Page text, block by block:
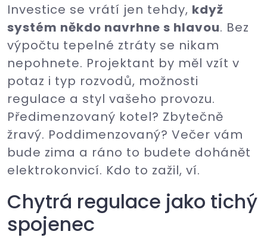
Investice se vrátí jen tehdy, když
systém někdo navrhne s hlavou. Bez
výpočtu tepelné ztráty se nikam
nepohnete. Projektant by měl vzít v
potaz i typ rozvodů, možnosti
regulace a styl vašeho provozu.
Předimenzovaný kotel? Zbytečně
žravý. Poddimenzovaný? Večer vám
bude zima a ráno to budete dohánět
elektrokonvicí. Kdo to zažil, ví.
Chytrá regulace jako tichý
spojenec